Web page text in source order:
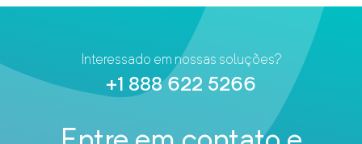
Interessado em nossas soluções?
+1 888 622 5266